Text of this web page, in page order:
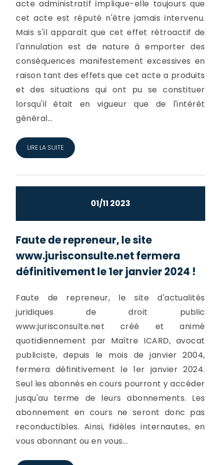
acte administratif implique-elle toujours que
cet acte est réputé n'être jamais intervenu.
Mais s'il apparaît que cet effet rétroactif de
l'annulation est de nature à emporter des
conséquences manifestement excessives en
raison tant des effets que cet acte a produits
et des situations qui ont pu se constituer
lorsqu'il était en vigueur que de l'intérêt
général...
LIRE LA SUITE
01/11 2023
Faute de repreneur, le site
www.jurisconsulte.net fermera
définitivement le 1er janvier 2024 !
Faute de repreneur, le site d'actualités
juridiques de droit public
www.jurisconsulte.net créé et animé
quotidiennement par Maître ICARD, avocat
publiciste, depuis le mois de janvier 2004,
fermera définitivement le 1er janvier 2024.
Seul les abonnés en cours pourront y accéder
jusqu'au terme de leurs abonnements. Les
abonnement en cours ne seront donc pas
reconductibles. Ainsi, fidèles internautes, en
vous abonnant ou en vous...